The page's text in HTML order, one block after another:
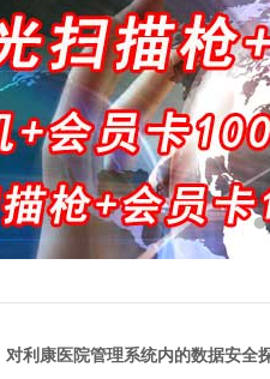
对利康医院管理系统内的数据安全